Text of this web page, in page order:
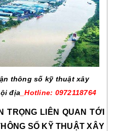
thông số kỹ thuật xây
địa _Hotline: 0972118764
TRỌNG LIÊN QUAN TỚI
SỐ KỸ THUẬT XÂY